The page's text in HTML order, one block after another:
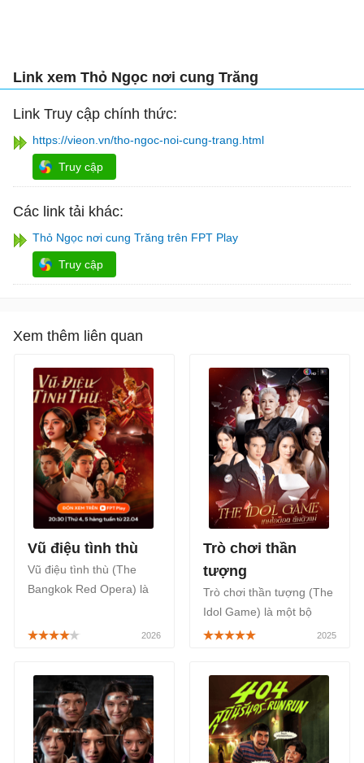
Link xem Thỏ Ngọc nơi cung Trăng
Link Truy cập chính thức:
https://vieon.vn/tho-ngoc-noi-cung-trang.html
Truy cập
Các link tải khác:
Thỏ Ngọc nơi cung Trăng trên FPT Play
Truy cập
Xem thêm liên quan
Vũ điệu tình thù
Vũ điệu tình thù (The
Bangkok Red Opera) là
thuộc thể loại tâm lý, tình
phát sóng chính thức trên
FPT Play, bắt đầu từ
ngày 22/04/2026.
Trò chơi thần
tượng
Trò chơi thần tượng (The
Idol Game) là một bộ
phim Thái Lan thuộc thể
ngành công nghiệp phẫu
thuật thẩm mỹ, phát sóng
chính thức trên kênh CH3
của Thái Lan, bắt đầu từ